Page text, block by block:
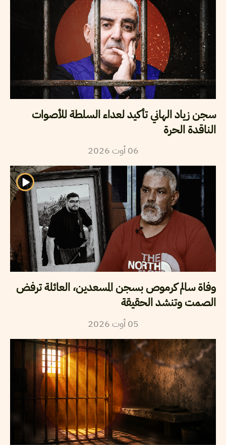
سجن زياد الهاني تأكيد لعداء السلطة للأصوات
الناقدة الحرة
06 أوت2026
وفاة سالم كرموص بسجن المسعدين، العائلة ترفض
الصمت وتنشد الحقيقة
05 أوت2026